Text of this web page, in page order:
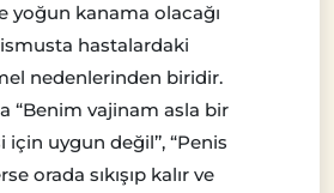
yoğun kanama olacağı
hastalardaki
nedenlerinden biridir.
“Benim vajinam asla bir
uygun değil’’, “Penis
orada sıkışıp kalır ve